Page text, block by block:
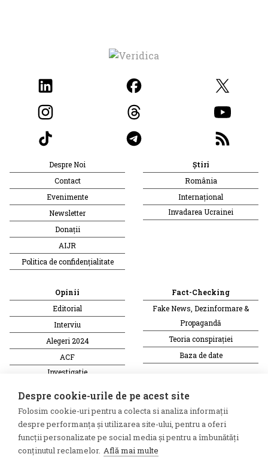
Despre Noi
Contact
Evenimente
Newsletter
Donații
AIJR
Politica de confidențialitate
Știri
România
Internațional
Invadarea Ucrainei
Opinii
Editorial
Interviu
Alegeri 2024
ACF
Investigatie
Fact-Checking
Fake News, Dezinformare &
Propagandă
Teoria conspirației
Baza de date
Monitor media
Revista presei fake
Presa rusă independentă
Multimedia
Podcast
Despre cookie-urile de pe acest site
Folosim cookie-uri pentru a colecta si analiza informații
despre performanța și utilizarea site-ului, pentru a oferi
funcții personalizate pe social media și pentru a îmbunătăți
conținutul reclamelor. Află mai multe